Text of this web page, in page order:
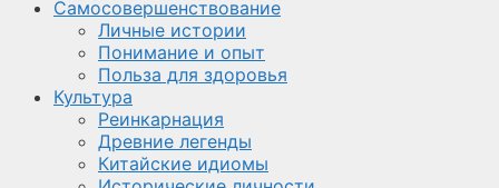
Самосовершенствование
Личные истории
Понимание и опыт
Польза для здоровья
Культура
Реинкарнация
Древние легенды
Китайские идиомы